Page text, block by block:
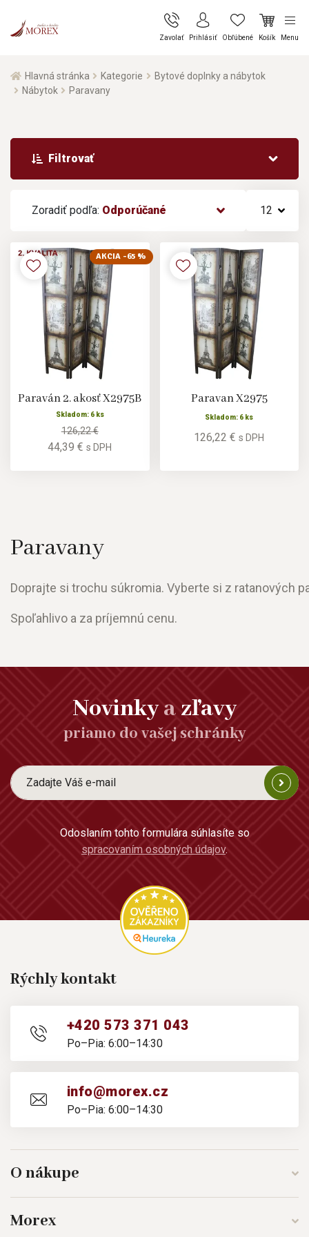
Zavolať Prihlásiť Obľúbené Košík Menu
Hlavná stránka Kategorie
Bytové doplnky a nábytok
Nábytok
Paravany
Zoradiť podľa: Odporúčané 12
Filtrovať
AKCIA -65 %
Paraván 2. akosť X2975B
Skladom: 6 ks
126,22 €
44,39 €s DPH
Paravan X2975
Skladom: 6 ks
126,22 €s DPH
Paravany
Doprajte si trochu súkromia. Vyberte si z ratanových
Spoľahlivo a za príjemnú cenu.
Novinkyazľavy
priamo do vašej schránky
Odoslaním tohto formulára súhlasíte so
spracovaním osobných údajov.
Rýchly kontakt
+420 573 371 043
Po–Pia: 6:00–14:30
info@morex.cz
Po–Pia: 6:00–14:30
O nákupe
Morex